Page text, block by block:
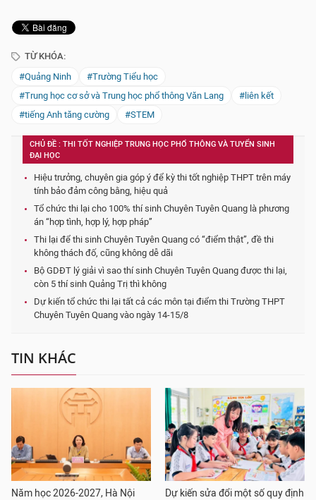
TỪ KHÓA:
#Quảng Ninh
#Trường Tiểu học
#Trung học cơ sở và Trung học phổ thông Văn Lang
#liên kết
#tiếng Anh tăng cường
#STEM
CHỦ ĐỀ : THI TỐT NGHIỆP TRUNG HỌC PHỔ THÔNG VÀ TUYỂN SINH
ĐẠI HỌC
Hiệu trưởng, chuyên gia góp ý để kỳ thi tốt nghiệp THPT trên máy
tính bảo đảm công bằng, hiệu quả
Tổ chức thi lại cho 100% thí sinh Chuyên Tuyên Quang là phương
án “hợp tình, hợp lý, hợp pháp”
Thi lại để thi sinh Chuyên Tuyên Quang có “điểm thật”, đề thi
không thách đố, cũng không dễ dãi
Bộ GDĐT lý giải vì sao thí sinh Chuyên Tuyên Quang được thi lại,
còn 5 thí sinh Quảng Trị thì không
Dự kiến tổ chức thi lại tất cả các môn tại điểm thi Trường THPT
Chuyên Tuyên Quang vào ngày 14-15/8
TIN KHÁC
Năm học 2026-2027, Hà Nội
Dự kiến sửa đổi một số quy định